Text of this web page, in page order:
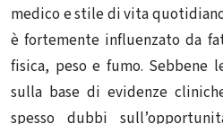
medico e stile di vita
è fortemente influenzato da
fisica, peso e fumo. Sebbene
sulla base di evidenze
spesso dubbi